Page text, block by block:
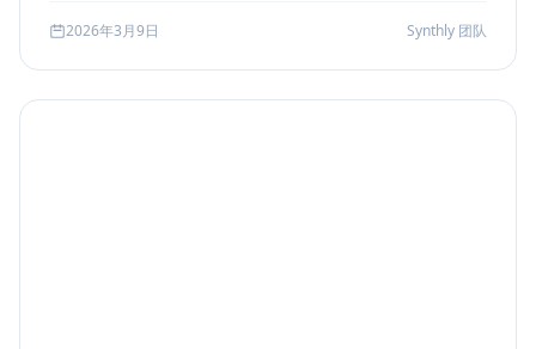
2026年3月9日 Synthly 团队